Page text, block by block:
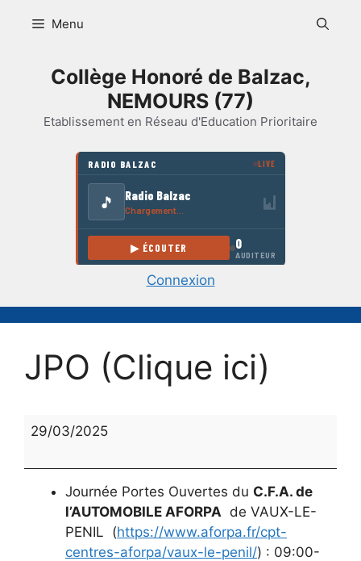
Menu
Collège Honoré de Balzac,
NEMOURS (77)
Etablissement en Réseau d'Education Prioritaire
Connexion
JPO (Clique ici)
JPO
29/03/2025
Journée Portes Ouvertes du C.F.A. de
l’AUTOMOBILE AFORPA de VAUX-LE-
PENIL (https://www.aforpa.fr/cpt-
centres-aforpa/vaux-le-penil/) : 09:00-